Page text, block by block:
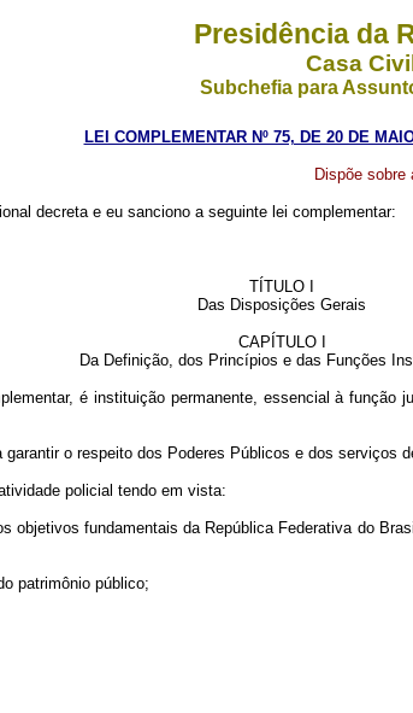
Presidência da
Casa Civil
Subchefia para
LEI COMPLEMENTAR Nº 75, DE 20 DE
Dispõe
decreta e eu sanciono a seguinte lei complementar:
TÍTULO I
Das Disposições Gerais
CAPÍTULO I
Da Definição, dos Princípios e das Funções
é instituição permanente, essencial à
o respeito dos Poderes Públicos e dos serviços
policial tendo em vista:
objetivos fundamentais da República Federativa do
patrimônio público;